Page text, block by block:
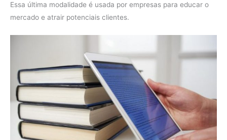
Essa última modalidade é usada por empresas para educar o
mercado e atrair potenciais clientes.